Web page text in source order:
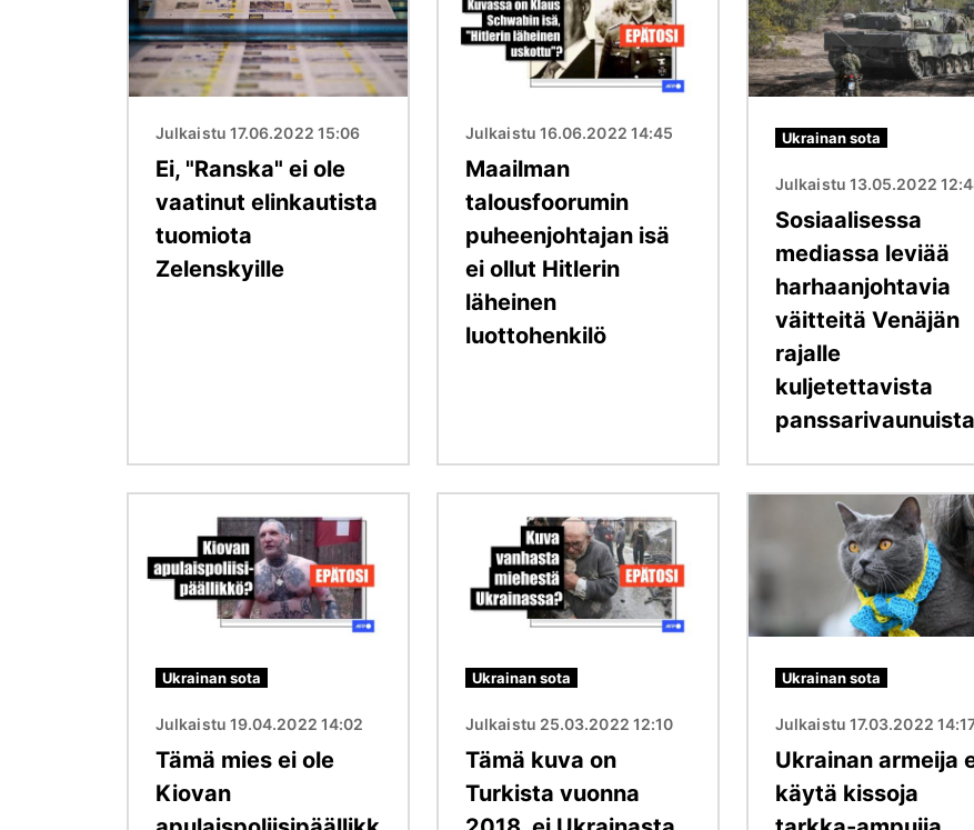
Julkaistu 17.06.2022 15:06
Ei, "Ranska" ei ole
vaatinut elinkautista
tuomiota
Zelenskyille
Julkaistu 16.06.2022 14:45
Maailman
talousfoorumin
puheenjohtajan isä
ei ollut Hitlerin
läheinen
luottohenkilö
Ukrainan sota
Julkaistu 13.05.2022
Sosiaalisessa
mediassa leviää
harhaanjohtavia
väitteitä Venäjän
rajalle
kuljetettavista
panssarivaunuista
Ukrainan sota
Julkaistu 19.04.2022 14:02
Tämä mies ei ole
Kiovan
Ukrainan sota
Julkaistu 25.03.2022 12:10
Tämä kuva on
Turkista vuonna
Ukrainan sota
Julkaistu 17.03.2022
Ukrainan armeija
käytä kissoja